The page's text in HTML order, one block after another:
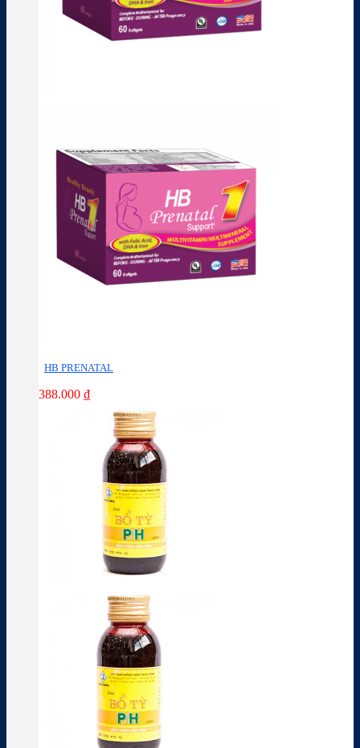
HB PRENATAL
388.000 ₫